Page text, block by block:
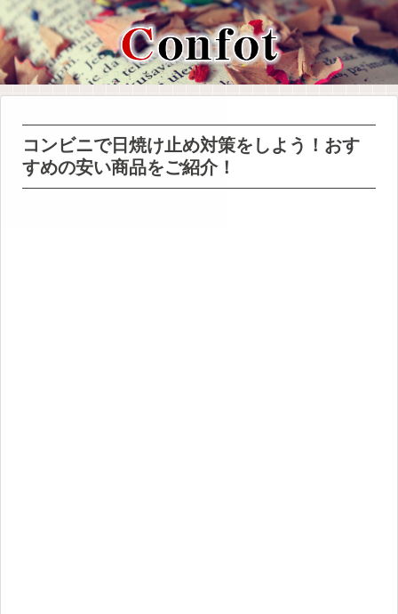
コンビニで日焼け止め対策をしよう！おす
すめの安い商品をご紹介！